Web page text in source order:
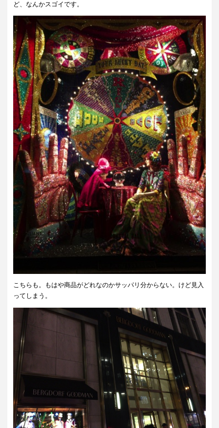
ど、なんかスゴイです。
こちらも。もはや商品がどれなのかサッパリ分からない。けど見入
ってしまう。